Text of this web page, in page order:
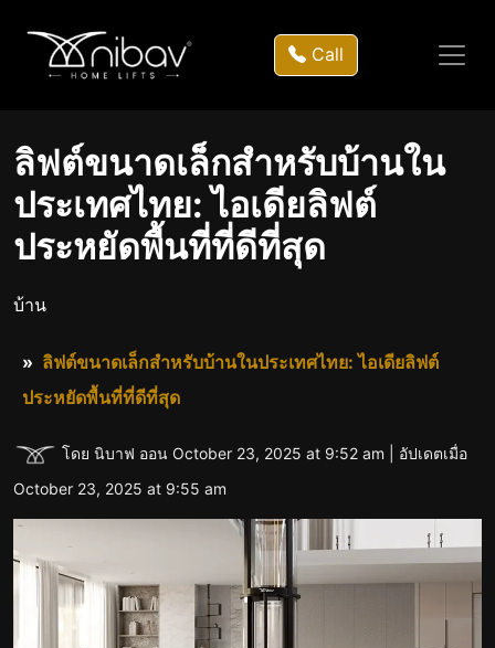
Call
ลิฟต์ขนาดเล็กสำหรับบ้านใน
ประเทศไทย: ไอเดียลิฟต์
ประหยัดพื้นที่ที่ดีที่สุด
บ้าน
ลิฟต์ขนาดเล็กสำหรับบ้านในประเทศไทย: ไอเดียลิฟต์
ประหยัดพื้นที่ที่ดีที่สุด
โดย นิบาฟ ออน October 23, 2025 at 9:52 am | อัปเดตเมื่อ
October 23, 2025 at 9:55 am